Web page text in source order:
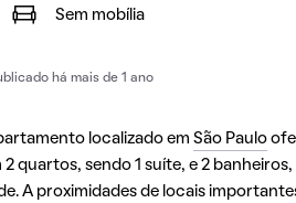
Sem mobília
há mais de 1 ano
localizado em São Paulo
quartos, sendo 1 suíte, e 2
A proximidades de locais